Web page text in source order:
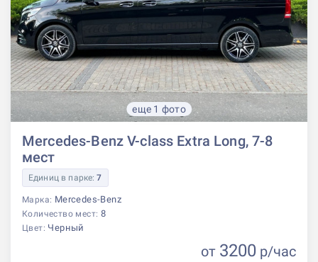
еще 1 фото
Mercedes-Benz V-class Extra Long, 7-8
мест
Единиц в парке:7
Марка: Mercedes-Benz
Количество мест: 8
Цвет: Черный
от 3200 р/час